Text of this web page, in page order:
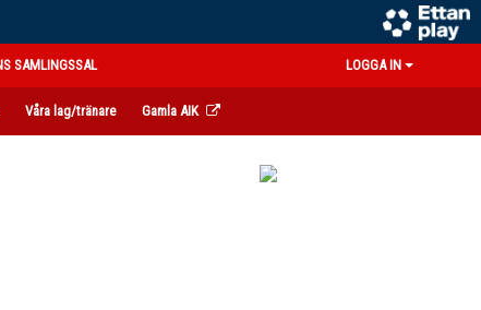
SAMLINGSSAL LOGGA IN
Våra lag/tränare Gamla AIK